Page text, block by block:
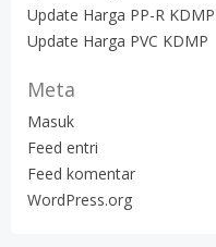
Update Harga PP-R KDMP
Update Harga PVC KDMP
Meta
Masuk
Feed entri
Feed komentar
WordPress.org